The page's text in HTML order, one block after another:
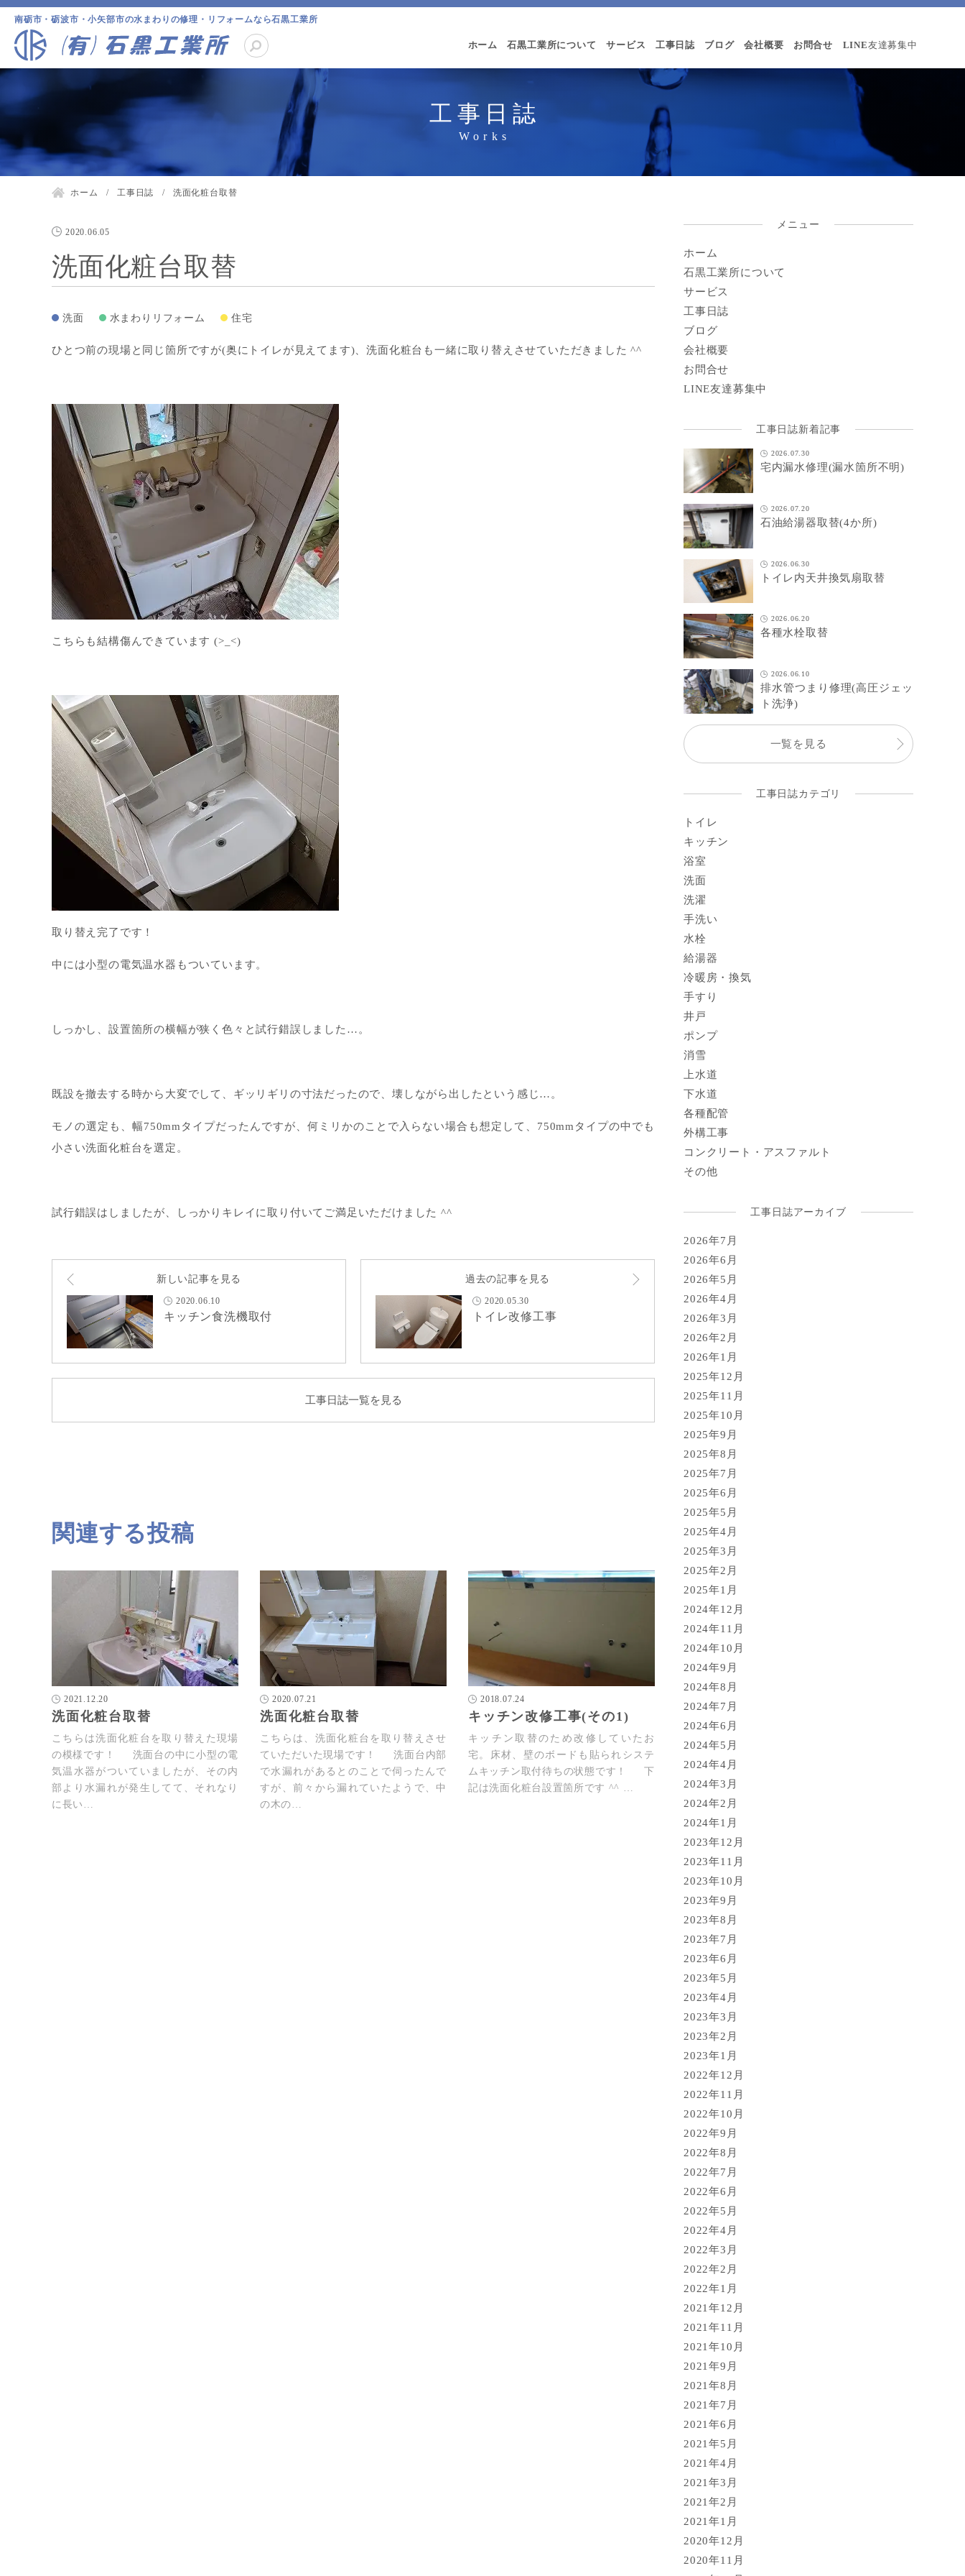
南砺市・砺波市・小矢部市の水まわりの修理・リフォームなら石黒工業所
ホーム 石黒工業所について サービス 工事日誌 ブログ 会社概要 お問合せ LINE友達募集中
工事日誌
ホーム 工事日誌 洗面化粧台取替
2020.06.05
洗面化粧台取替
洗面 水まわりリフォーム 住宅
ひとつ前の現場と同じ箇所ですが(奥にトイレが見えてます)、洗面化粧台も一緒に取り替えさせていただきました ^^
こちらも結構傷んできています (>_<)
取り替え完了です！
中には小型の電気温水器もついています。
しっかし、設置箇所の横幅が狭く色々と試行錯誤しました…。
既設を撤去する時から大変でして、ギッリギリの寸法だったので、壊しながら出したという感じ…。
モノの選定も、幅750mmタイプだったんですが、何ミリかのことで入らない場合も想定して、750mmタイプの中でも
小さい洗面化粧台を選定。
試行錯誤はしましたが、しっかりキレイに取り付いてご満足いただけました ^^
新しい記事を見る
2020.06.10
キッチン食洗機取付
過去の記事を見る
2020.05.30
トイレ改修工事
工事日誌一覧を見る
関連する投稿
2021.12.20
洗面化粧台取替
こちらは洗面化粧台を取り替えた現場
の模様です！ 洗面台の中に小型の電
気温水器がついていましたが、その内
部より水漏れが発生してて、それなり
に長い…
2020.07.21
洗面化粧台取替
こちらは、洗面化粧台を取り替えさせ
ていただいた現場です！ 洗面台内部
で水漏れがあるとのことで伺ったんで
すが、前々から漏れていたようで、中
の木の…
2018.07.24
キッチン改修工事(その1)
キッチン取替のため改修していたお
宅。床材、壁のボードも貼られシステ
ムキッチン取付待ちの状態です！ 下
記は洗面化粧台設置箇所です ^^ …
メニュー
ホーム
石黒工業所について
サービス
工事日誌
ブログ
会社概要
お問合せ
LINE友達募集中
工事日誌新着記事
2026.07.30
宅内漏水修理(漏水箇所不明)
2026.07.20
石油給湯器取替(4か所)
2026.06.30
トイレ内天井換気扇取替
2026.06.20
各種水栓取替
2026.06.10
排水管つまり修理(高圧ジェッ
ト洗浄)
一覧を見る
工事日誌カテゴリ
トイレ
キッチン
浴室
洗面
洗濯
手洗い
水栓
給湯器
冷暖房・換気
手すり
井戸
ポンプ
消雪
上水道
下水道
各種配管
外構工事
コンクリート・アスファルト
その他
工事日誌アーカイブ
2026年7月
2026年6月
2026年5月
2026年4月
2026年3月
2026年2月
2026年1月
2025年12月
2025年11月
2025年10月
2025年9月
2025年8月
2025年7月
2025年6月
2025年5月
2025年4月
2025年3月
2025年2月
2025年1月
2024年12月
2024年11月
2024年10月
2024年9月
2024年8月
2024年7月
2024年6月
2024年5月
2024年4月
2024年3月
2024年2月
2024年1月
2023年12月
2023年11月
2023年10月
2023年9月
2023年8月
2023年7月
2023年6月
2023年5月
2023年4月
2023年3月
2023年2月
2023年1月
2022年12月
2022年11月
2022年10月
2022年9月
2022年8月
2022年7月
2022年6月
2022年5月
2022年4月
2022年3月
2022年2月
2022年1月
2021年12月
2021年11月
2021年10月
2021年9月
2021年8月
2021年7月
2021年6月
2021年5月
2021年4月
2021年3月
2021年2月
2021年1月
2020年12月
2020年11月